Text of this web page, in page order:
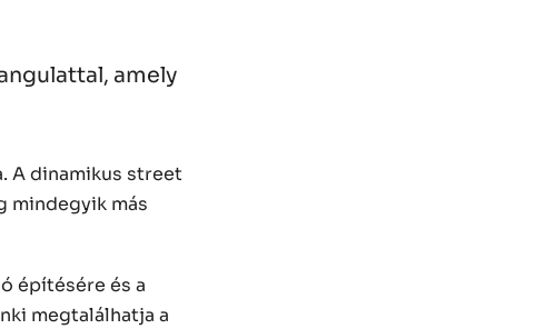
amely
A dinamikus street
mindegyik más
építésére és a
megtalálhatja a